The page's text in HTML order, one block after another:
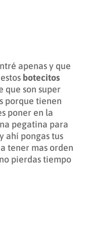
apenas y que
botecitos
que son super
porque tienen
poner en la
pegatina para
ahí pongas tus
tener mas orden
pierdas tiempo